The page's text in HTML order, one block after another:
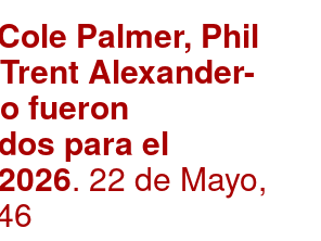
Palmer, Phil
Alexander-
fueron
para el
. 22 de Mayo,